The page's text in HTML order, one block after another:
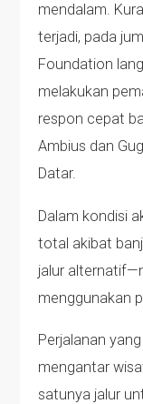
mendalam.
terjadi, pada
Foundation
melakukan
respon cepat
Ambius dan
Datar.
Dalam kondisi
total akibat
jalur
menggunakan
Perjalanan
mengantar
satunya jalur